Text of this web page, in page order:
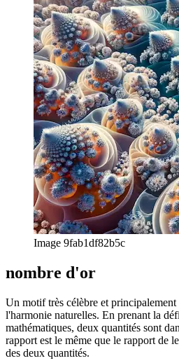
afrikaans
afrikaans
العربية
العربية
deutsch
deutsch
ελληνικά
ελληνικά
english
english
esperanto
esperanto
español
español
français
français
עברית
עברית
हिन्दी
हिन्दी
magyar
italiano
日本語
日本語
한국어
한국어